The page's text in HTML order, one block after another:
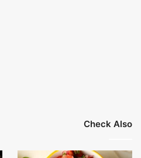
Check Also